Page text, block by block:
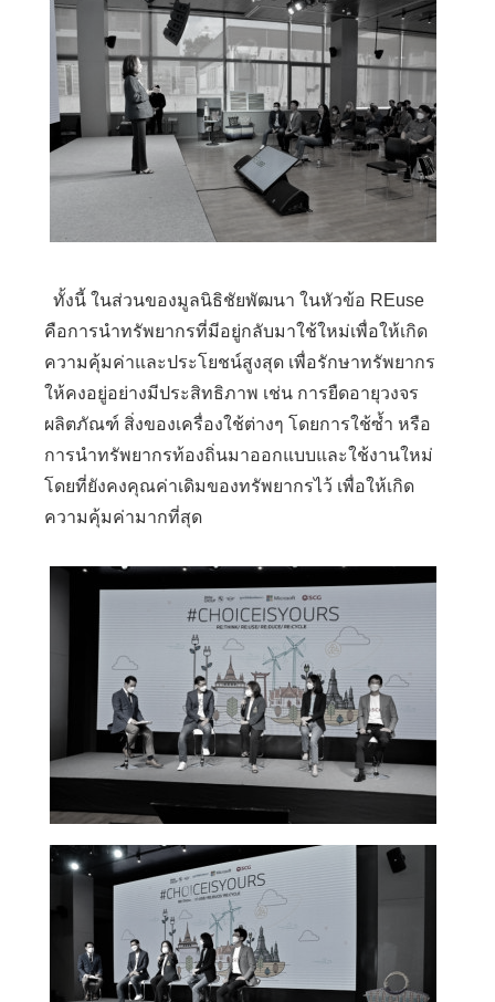
ทั้งนี้ ในส่วนของมูลนิธิชัยพัฒนา ในหัวข้อ REuse
คือการนำทรัพยากรที่มีอยู่กลับมาใช้ใหม่เพื่อให้เกิด
ความคุ้มค่าและประโยชน์สูงสุด เพื่อรักษาทรัพยากร
ให้คงอยู่อย่างมีประสิทธิภาพ เช่น การยืดอายุวงจร
ผลิตภัณฑ์ สิ่งของเครื่องใช้ต่างๆ โดยการใช้ซ้ำ หรือ
การนำทรัพยากรท้องถิ่นมาออกแบบและใช้งานใหม่
โดยที่ยังคงคุณค่าเดิมของทรัพยากรไว้ เพื่อให้เกิด
ความคุ้มค่ามากที่สุด